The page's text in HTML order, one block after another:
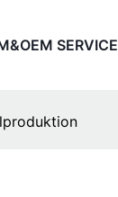
SERVICE